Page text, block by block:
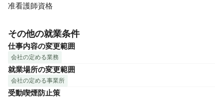
准看護師資格
その他の就業条件
仕事内容の変更範囲
会社の定める業務
就業場所の変更範囲
会社の定める事業所
受動喫煙防止策